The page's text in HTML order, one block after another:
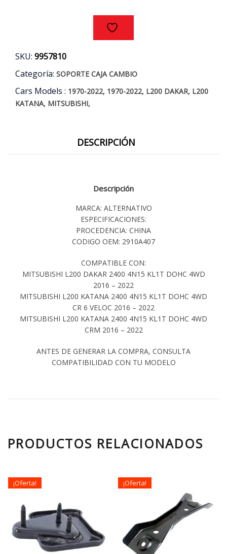
SKU: 9957810
Categoría: SOPORTE CAJA CAMBIO
Cars Models : 1970-2022, 1970-2022, L200 DAKAR, L200
KATANA, MITSUBISHI,
DESCRIPCIÓN
Descripción
MARCA: ALTERNATIVO
ESPECIFICACIONES:
PROCEDENCIA: CHINA
CODIGO OEM: 2910A407
COMPATIBLE CON:
MITSUBISHI L200 DAKAR 2400 4N15 KL1T DOHC 4WD
2016 – 2022
MITSUBISHI L200 KATANA 2400 4N15 KL1T DOHC 4WD
CR 6 VELOC 2016 – 2022
MITSUBISHI L200 KATANA 2400 4N15 KL1T DOHC 4WD
CRM 2016 – 2022
ANTES DE GENERAR LA COMPRA, CONSULTA
COMPATIBILIDAD CON TU MODELO
PRODUCTOS RELACIONADOS
¡Oferta! ¡Oferta!